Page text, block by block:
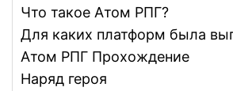
Что такое Атом РПГ?
Для каких платформ была
Атом РПГ Прохождение
Наряд героя